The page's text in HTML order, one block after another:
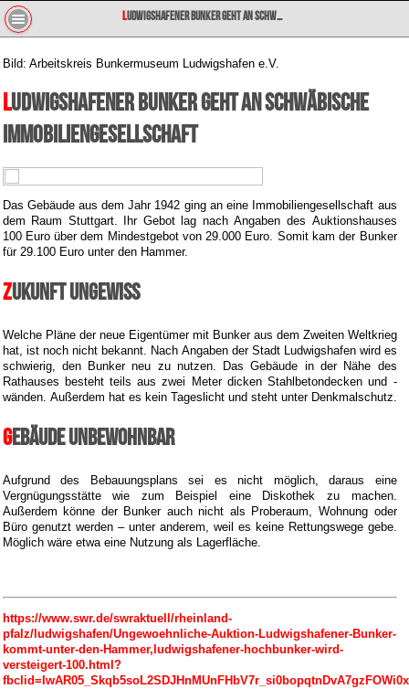
Ludwigshafener Bunker geht an schwäbische Immobiliengesellschaft
Bild: Arbeitskreis Bunkermuseum Ludwigshafen e.V.
Ludwigshafener Bunker geht an schwäbische
Immobiliengesellschaft
Das Gebäude aus dem Jahr 1942 ging an eine Immobiliengesellschaft aus
dem Raum Stuttgart. Ihr Gebot lag nach Angaben des Auktionshauses
100 Euro über dem Mindestgebot von 29.000 Euro. Somit kam der Bunker
für 29.100 Euro unter den Hammer.
Zukunft ungewiss
Welche Pläne der neue Eigentümer mit Bunker aus dem Zweiten Weltkrieg
hat, ist noch nicht bekannt. Nach Angaben der Stadt Ludwigshafen wird es
schwierig, den Bunker neu zu nutzen. Das Gebäude in der Nähe des
Rathauses besteht teils aus zwei Meter dicken Stahlbetondecken und -
wänden. Außerdem hat es kein Tageslicht und steht unter Denkmalschutz.
Gebäude unbewohnbar
Aufgrund des Bebauungsplans sei es nicht möglich, daraus eine
Vergnügungsstätte wie zum Beispiel eine Diskothek zu machen.
Außerdem könne der Bunker auch nicht als Proberaum, Wohnung oder
Büro genutzt werden – unter anderem, weil es keine Rettungswege gebe.
Möglich wäre etwa eine Nutzung als Lagerfläche.
https://www.swr.de/swraktuell/rheinland-
pfalz/ludwigshafen/Ungewoehnliche-Auktion-Ludwigshafener-Bunker-
kommt-unter-den-Hammer,ludwigshafener-hochbunker-wird-
versteigert-100.html?